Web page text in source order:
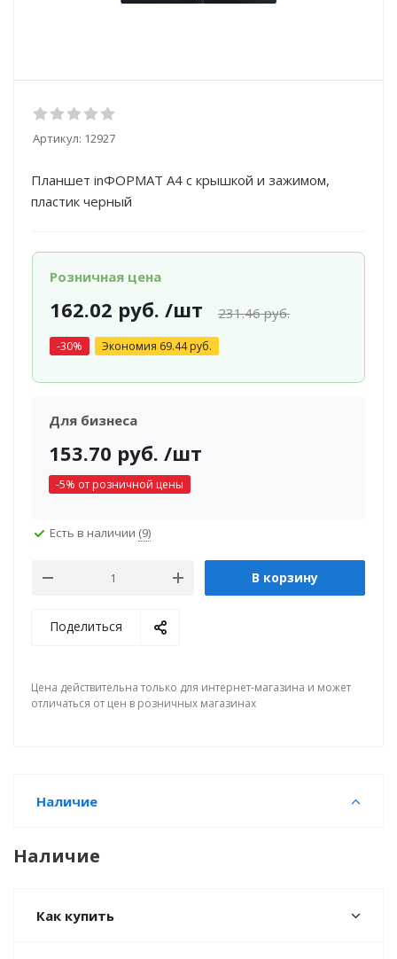
Артикул: 12927
Планшет inФОРМАТ А4 с крышкой и зажимом,
пластик черный
Розничная цена
162.02 руб. /шт 231.46руб.
-30% Экономия 69.44руб.
Для бизнеса
153.70 руб. /шт
-5% от розничной цены
Есть в наличии (9)
В корзину
Поделиться
Цена действительна только для интернет-магазина и может
отличаться от цен в розничных магазинах
Наличие
Наличие
Как купить